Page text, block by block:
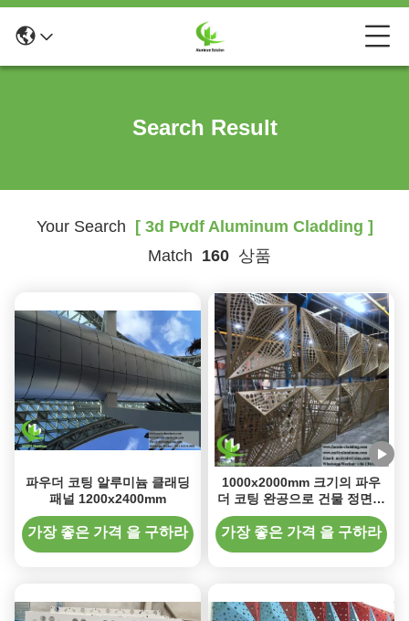
Search Result
Your Search [ 3d Pvdf Aluminum Cladding ]
Match 160상품
파우더 코팅 알루미늄 클래딩
패널 1200x2400mm
가장 좋은 가격 을 구하라
1000x2000mm 크기의 파우
더 코팅 완공으로 건물 정면을
위한 맞춤형 3D 구멍 알루미
늄 패널
가장 좋은 가격 을 구하라